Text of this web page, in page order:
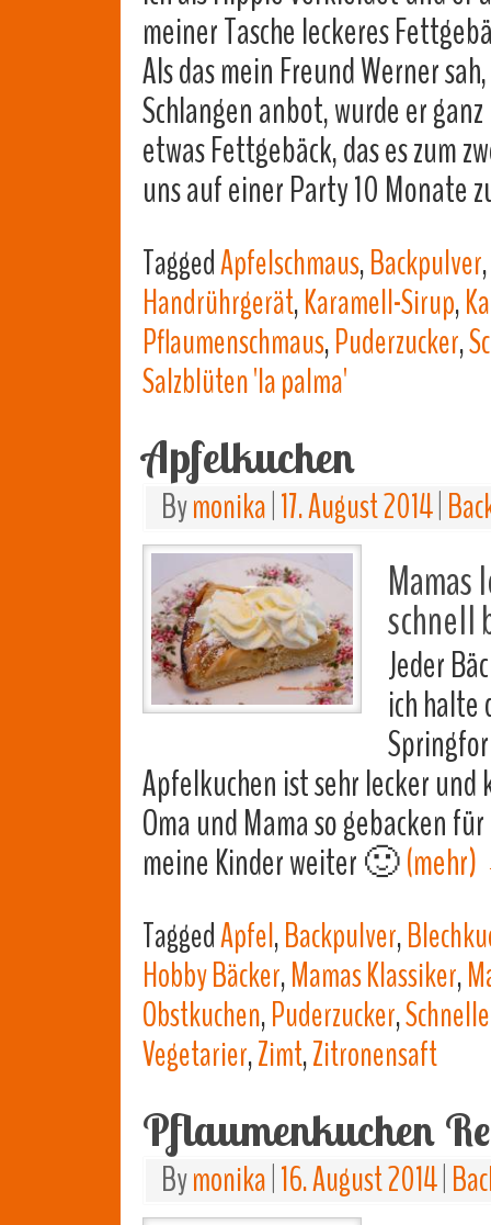
meiner Tasche leckeres
Als das mein Freund Werner
Schlangen anbot, wurde er
etwas Fettgebäck, das es zum
uns auf einer Party 10
TaggedApfelschmaus,Backpulver,
Handrührgerät,Karamell-Sirup,
Pflaumenschmaus,Puderzucker,
Salzblüten 'la palma'
Apfelkuchen
Bymonika 17. August 2014
schnell
Jeder
ich halte
Apfelkuchen ist sehr lecker
Oma und Mama so gebacken
meine Kinder weiter 🙂(mehr)
TaggedApfel,Backpulver,
Hobby Bäcker,Mamas Klassiker,
Obstkuchen,Puderzucker,
Vegetarier,Zimt,Zitronensaft
Pflaumenkuchen
Bymonika 16. August 2014